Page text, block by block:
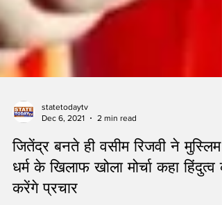
statetodaytv
Dec 6, 2021